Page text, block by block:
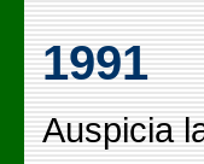
1991
Auspicia